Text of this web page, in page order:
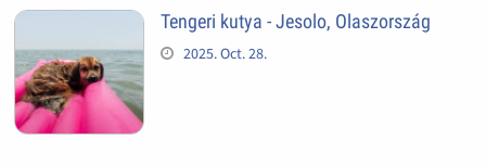
Tengeri kutya - Jesolo, Olaszország
2025. Oct. 28.